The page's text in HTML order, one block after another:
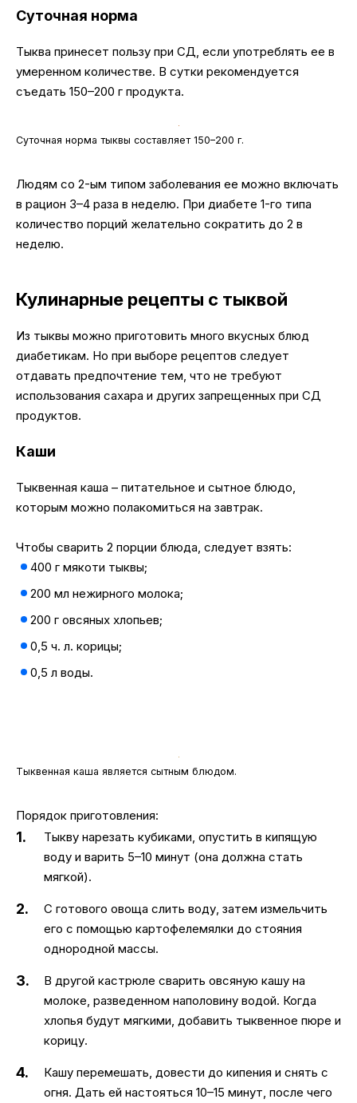
Суточная норма
Тыква принесет пользу при СД, если употреблять ее в
умеренном количестве. В сутки рекомендуется
съедать 150–200 г продукта.
Суточная норма тыквы составляет 150–200 г.
Людям со 2-ым типом заболевания ее можно включать
в рацион 3–4 раза в неделю. При диабете 1-го типа
количество порций желательно сократить до 2 в
неделю.
Кулинарные рецепты с тыквой
Из тыквы можно приготовить много вкусных блюд
диабетикам. Но при выборе рецептов следует
отдавать предпочтение тем, что не требуют
использования сахара и других запрещенных при СД
продуктов.
Каши
Тыквенная каша – питательное и сытное блюдо,
которым можно полакомиться на завтрак.
Чтобы сварить 2 порции блюда, следует взять:
400 г мякоти тыквы;
200 мл нежирного молока;
200 г овсяных хлопьев;
0,5 ч. л. корицы;
0,5 л воды.
Тыквенная каша является сытным блюдом.
Порядок приготовления:
Тыкву нарезать кубиками, опустить в кипящую
воду и варить 5–10 минут (она должна стать
мягкой).
С готового овоща слить воду, затем измельчить
его с помощью картофелемялки до стояния
однородной массы.
В другой кастрюле сварить овсяную кашу на
молоке, разведенном наполовину водой. Когда
хлопья будут мягкими, добавить тыквенное пюре и
корицу.
Кашу перемешать, довести до кипения и снять с
огня. Дать ей настояться 10–15 минут, после чего